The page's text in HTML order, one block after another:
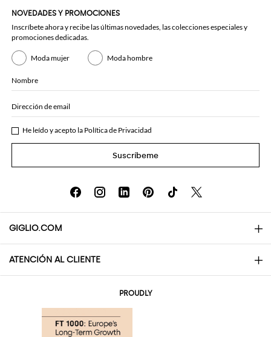
NOVEDADES Y PROMOCIONES
Inscríbete ahora y recibe las últimas novedades, las colecciones especiales y
promociones dedicadas.
Moda mujer Moda hombre
Nombre
Dirección de email
He leído y acepto la Política de Privacidad
Suscríbeme
GIGLIO.COM
About
ATENCIÓN AL CLIENTE
PROUDLY